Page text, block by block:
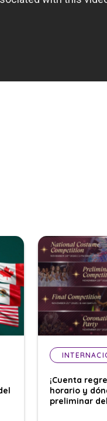
¡Cuenta
horario y
preliminar